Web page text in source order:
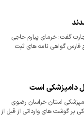
گفت: خرمای پیارم حاجی
فارس گواهی نامه های ثبت
دامپزشکی است
استان خراسان رضوی
بر گوشت های وارداتی از قبل از